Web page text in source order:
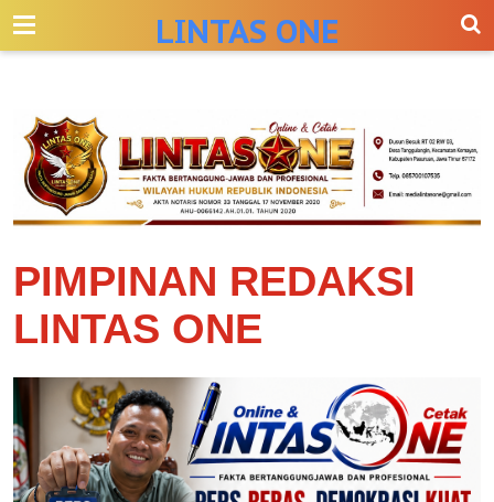
--> LINTAS ONE
PIMPINAN REDAKSI
LINTAS ONE